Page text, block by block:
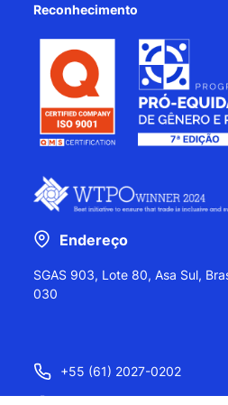
Reconhecimento
Endereço
SGAS 903, Lote 80, Asa Sul,
030
+55 (61) 2027-0202